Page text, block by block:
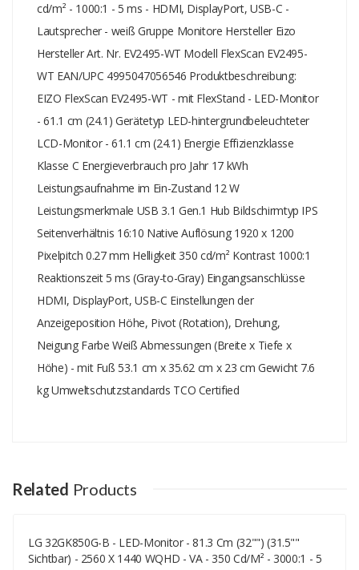
cd/m² - 1000:1 - 5 ms - HDMI, DisplayPort, USB-C -
Lautsprecher - weiß Gruppe Monitore Hersteller Eizo
Hersteller Art. Nr. EV2495-WT Modell FlexScan EV2495-
WT EAN/UPC 4995047056546 Produktbeschreibung:
EIZO FlexScan EV2495-WT - mit FlexStand - LED-Monitor
- 61.1 cm (24.1) Gerätetyp LED-hintergrundbeleuchteter
LCD-Monitor - 61.1 cm (24.1) Energie Effizienzklasse
Klasse C Energieverbrauch pro Jahr 17 kWh
Leistungsaufnahme im Ein-Zustand 12 W
Leistungsmerkmale USB 3.1 Gen.1 Hub Bildschirmtyp IPS
Seitenverhältnis 16:10 Native Auflösung 1920 x 1200
Pixelpitch 0.27 mm Helligkeit 350 cd/m² Kontrast 1000:1
Reaktionszeit 5 ms (Gray-to-Gray) Eingangsanschlüsse
HDMI, DisplayPort, USB-C Einstellungen der
Anzeigeposition Höhe, Pivot (Rotation), Drehung,
Neigung Farbe Weiß Abmessungen (Breite x Tiefe x
Höhe) - mit Fuß 53.1 cm x 35.62 cm x 23 cm Gewicht 7.6
kg Umweltschutzstandards TCO Certified
Your Name
Your Email
Related Products
LG 32GK850G-B - LED-Monitor - 81.3 Cm (32"") (31.5""
Sichtbar) - 2560 X 1440 WQHD - VA - 350 Cd/m² - 3000:1 - 5